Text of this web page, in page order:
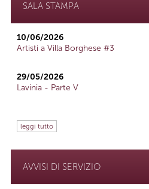
SALA STAMPA
10/06/2026
Artisti a Villa Borghese #3
29/05/2026
Lavinia - Parte V
leggi tutto
AVVISI DI SERVIZIO